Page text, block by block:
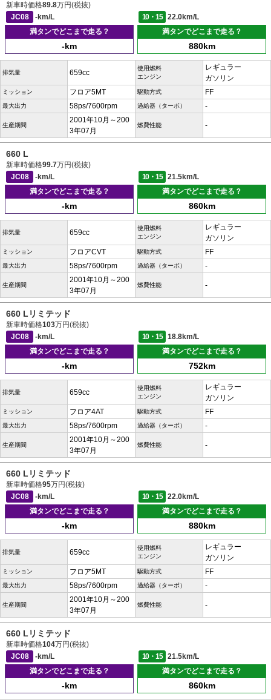
新車時価格89.8万円(税抜)
JC08
-km/L 10・15
22.0km/L
満タンでどこまで走る？
-km
満タンでどこまで走る？
880km
排気量 659cc
使用燃料
エンジン
レギュラー
ガソリン
ミッション フロア5MT 駆動方式 FF
最大出力 58ps/7600rpm 過給器（ターボ） -
生産期間
2001年10月～200
3年07月
燃費性能 -
660 L
新車時価格99.7万円(税抜)
JC08
-km/L 10・15
21.5km/L
満タンでどこまで走る？
-km
満タンでどこまで走る？
860km
排気量 659cc
使用燃料
エンジン
レギュラー
ガソリン
ミッション フロアCVT 駆動方式 FF
最大出力 58ps/7600rpm 過給器（ターボ） -
生産期間
2001年10月～200
3年07月
燃費性能 -
660 Lリミテッド
新車時価格103万円(税抜)
JC08
-km/L 10・15
18.8km/L
満タンでどこまで走る？
-km
満タンでどこまで走る？
752km
排気量 659cc
使用燃料
エンジン
レギュラー
ガソリン
ミッション フロア4AT 駆動方式 FF
最大出力 58ps/7600rpm 過給器（ターボ） -
生産期間
2001年10月～200
3年07月
燃費性能 -
660 Lリミテッド
新車時価格95万円(税抜)
JC08
-km/L 10・15
22.0km/L
満タンでどこまで走る？
-km
満タンでどこまで走る？
880km
排気量 659cc
使用燃料
エンジン
レギュラー
ガソリン
ミッション フロア5MT 駆動方式 FF
最大出力 58ps/7600rpm 過給器（ターボ） -
生産期間
2001年10月～200
3年07月
燃費性能 -
660 Lリミテッド
新車時価格104万円(税抜)
JC08
-km/L 10・15
21.5km/L
満タンでどこまで走る？
-km
満タンでどこまで走る？
860km